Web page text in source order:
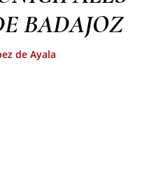
BADAJOZ
de Ayala